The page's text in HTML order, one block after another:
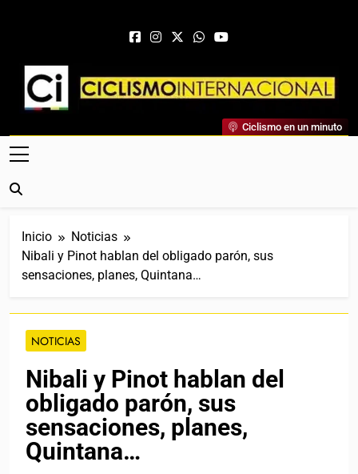
Ciclismo Internacional
Web Dedicada Al Ciclismo Mundial. Entrevistas, Análisis,
Crónicas, Previas Y Más. La Web Ciclista De Referencia.
Ciclismo en un minuto
Inicio
Noticias
Nibali y Pinot hablan del obligado parón, sus
sensaciones, planes, Quintana…
NOTICIAS
Nibali y Pinot hablan del
obligado parón, sus
sensaciones, planes,
Quintana…